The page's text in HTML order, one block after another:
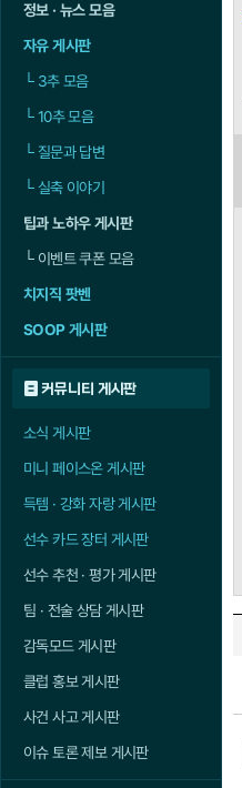
정보 · 뉴스 모음
자유 게시판
└3추 모음
└10추 모음
└질문과 답변
└실축 이야기
팁과 노하우 게시판
└이벤트 쿠폰 모음
치지직 팟벤
SOOP 게시판
커뮤니티 게시판
소식 게시판
미니 페이스온 게시판
득템 · 강화 자랑 게시판
선수 카드 장터 게시판
선수 추천 · 평가 게시판
팀 · 전술 상담 게시판
감독모드 게시판
클럽 홍보 게시판
사건 사고 게시판
이슈 토론 제보 게시판